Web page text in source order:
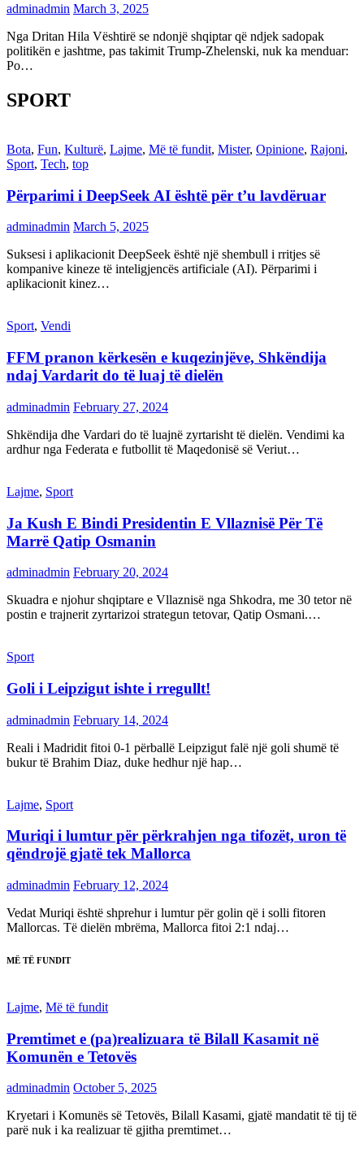
adminadmin March 3, 2025
Nga Dritan Hila Vështirë se ndonjë shqiptar që ndjek sadopak
politikën e jashtme, pas takimit Trump-Zhelenski, nuk ka menduar:
Po…
SPORT
Bota, Fun, Kulturë, Lajme, Më të fundit, Mister, Opinione, Rajoni,
Sport, Tech, top
Përparimi i DeepSeek AI është për t’u lavdëruar
adminadmin March 5, 2025
Suksesi i aplikacionit DeepSeek është një shembull i rritjes së
kompanive kineze të inteligjencës artificiale (AI). Përparimi i
aplikacionit kinez…
Sport, Vendi
FFM pranon kërkesën e kuqezinjëve, Shkëndija
ndaj Vardarit do të luaj të dielën
adminadmin February 27, 2024
Shkëndija dhe Vardari do të luajnë zyrtarisht të dielën. Vendimi ka
ardhur nga Federata e futbollit të Maqedonisë së Veriut…
Lajme, Sport
Ja Kush E Bindi Presidentin E Vllaznisë Për Të
Marrë Qatip Osmanin
adminadmin February 20, 2024
Skuadra e njohur shqiptare e Vllaznisë nga Shkodra, me 30 tetor në
postin e trajnerit zyrtarizoi strategun tetovar, Qatip Osmani.…
Sport
Goli i Leipzigut ishte i rregullt!
adminadmin February 14, 2024
Reali i Madridit fitoi 0-1 përballë Leipzigut falë një goli shumë të
bukur të Brahim Diaz, duke hedhur një hap…
Lajme, Sport
Muriqi i lumtur për përkrahjen nga tifozët, uron të
qëndrojë gjatë tek Mallorca
adminadmin February 12, 2024
Vedat Muriqi është shprehur i lumtur për golin që i solli fitoren
Mallorcas. Të dielën mbrëma, Mallorca fitoi 2:1 ndaj…
MË TË FUNDIT
Lajme, Më të fundit
Premtimet e (pa)realizuara të Bilall Kasamit në
Komunën e Tetovës
adminadmin October 5, 2025
Kryetari i Komunës së Tetovës, Bilall Kasami, gjatë mandatit të tij të
parë nuk i ka realizuar të gjitha premtimet…